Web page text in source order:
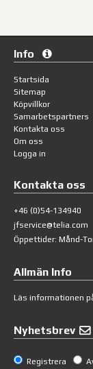
Info
Startsida
Sitemap
Köpvillkor
Samarbetspartners
Kontakta oss
Om oss
Logga in
Kontakta oss
+46 (0)54-134940
jfservice@telia.com
Öppettider: Månd-
Allmän Info
Läs informationen
Nyhetsbrev
Registrera